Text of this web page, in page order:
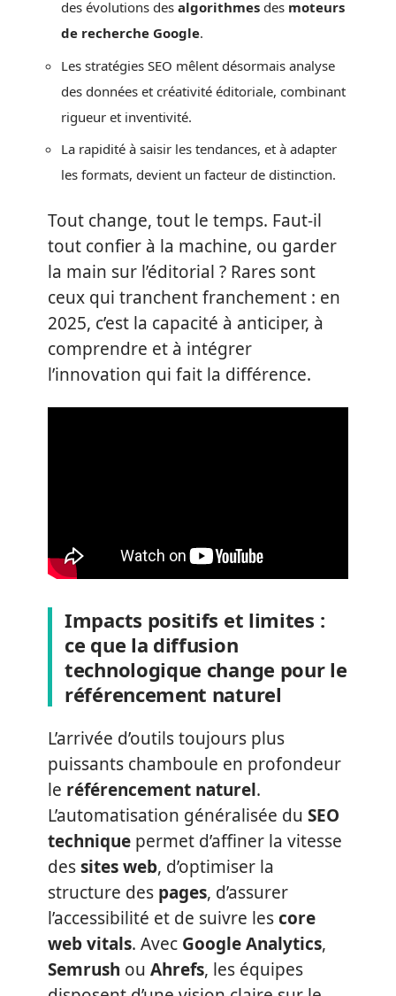
des évolutions des algorithmes des moteurs
de recherche Google.
Les stratégies SEO mêlent désormais analyse
des données et créativité éditoriale, combinant
rigueur et inventivité.
La rapidité à saisir les tendances, et à adapter
les formats, devient un facteur de distinction.
Tout change, tout le temps. Faut-il
tout confier à la machine, ou garder
la main sur l’éditorial ? Rares sont
ceux qui tranchent franchement : en
2025, c’est la capacité à anticiper, à
comprendre et à intégrer
l’innovation qui fait la différence.
Impacts positifs et limites :
ce que la diffusion
technologique change pour le
référencement naturel
L’arrivée d’outils toujours plus
puissants chamboule en profondeur
le référencement naturel.
L’automatisation généralisée du SEO
technique permet d’affiner la vitesse
dessites web, d’optimiser la
structure des pages, d’assurer
l’accessibilité et de suivre lescore
web vitals. Avec Google Analytics,
Semrush ou Ahrefs, les équipes